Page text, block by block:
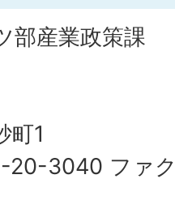
部産業政策課
町1
20-3040 ファ